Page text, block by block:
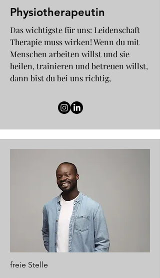
Physiotherapeutin
Das wichtigste für uns: Leidenschaft
Therapie muss wirken! Wenn du mit
Menschen arbeiten willst und sie
heilen, trainieren und betreuen willst,
dann bist du bei uns richtig,
freie Stelle